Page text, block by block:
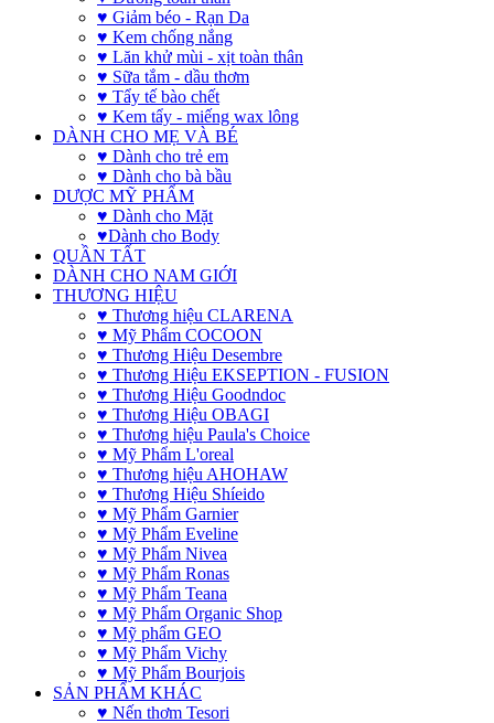
♥ Giảm béo - Rạn Da
♥ Kem chống nắng
♥ Lăn khử mùi - xịt toàn thân
♥ Sữa tắm - dầu thơm
♥ Tẩy tế bào chết
♥ Kem tẩy - miếng wax lông
DÀNH CHO MẸ VÀ BÉ
♥ Dành cho trẻ em
♥ Dành cho bà bầu
DƯỢC MỸ PHẨM
♥ Dành cho Mặt
♥Dành cho Body
QUẦN TẤT
DÀNH CHO NAM GIỚI
THƯƠNG HIỆU
♥ Thương hiệu CLARENA
♥ Mỹ Phẩm COCOON
♥ Thương Hiệu Desembre
♥ Thương Hiệu EKSEPTION - FUSION
♥ Thương Hiệu Goodndoc
♥ Thương Hiệu OBAGI
♥ Thương hiệu Paula's Choice
♥ Mỹ Phẩm L'oreal
♥ Thương hiệu AHOHAW
♥ Thương Hiệu Shíeido
♥ Mỹ Phẩm Garnier
♥ Mỹ Phẩm Eveline
♥ Mỹ Phẩm Nivea
♥ Mỹ Phẩm Ronas
♥ Mỹ Phẩm Teana
♥ Mỹ Phẩm Organic Shop
♥ Mỹ phẩm GEO
♥ Mỹ Phẩm Vichy
♥ Mỹ Phẩm Bourjois
SẢN PHẨM KHÁC
♥ Nến thơm Tesori